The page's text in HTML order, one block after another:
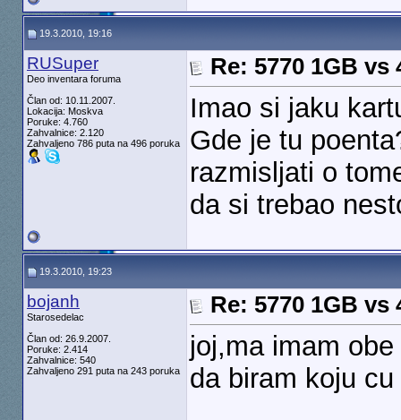
19.3.2010, 19:16
RUSuper
Deo inventara foruma
Član od: 10.11.2007.
Lokacija: Moskva
Poruke: 4.760
Zahvalnice: 2.120
Zahvaljeno 786 puta na 496 poruka
Re: 5770 1GB vs
Imao si jaku
Gde je tu
razmisljati o
da si trebao
19.3.2010, 19:23
bojanh
Starosedelac
Član od: 26.9.2007.
Poruke: 2.414
Zahvalnice: 540
Zahvaljeno 291 puta na 243 poruka
Re: 5770 1GB vs
joj,ma imam
da biram koju